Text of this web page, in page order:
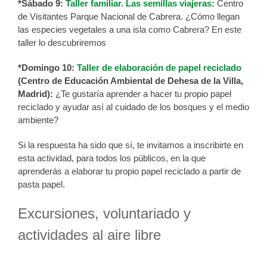
*Sábado 9: Taller familiar. Las semillas viajeras: Centro
de Visitantes Parque Nacional de Cabrera. ¿Cómo llegan
las especies vegetales a una isla como Cabrera? En este
taller lo descubriremos
*Domingo 10: Taller de elaboración de papel reciclado
(Centro de Educación Ambiental de Dehesa de la Villa,
Madrid): ¿Te gustaría aprender a hacer tu propio papel
reciclado y ayudar así al cuidado de los bosques y el medio
ambiente?
Si la respuesta ha sido que sí, te invitamos a inscribirte en
esta actividad, para todos los públicos, en la que
aprenderás a elaborar tu propio papel reciclado a partir de
pasta papel.
Excursiones, voluntariado y
actividades al aire libre